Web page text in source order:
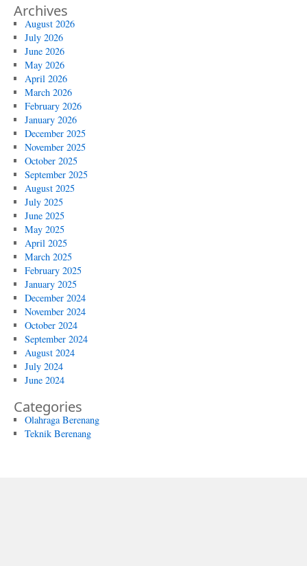
Archives
August 2026
July 2026
June 2026
May 2026
April 2026
March 2026
February 2026
January 2026
December 2025
November 2025
October 2025
September 2025
August 2025
July 2025
June 2025
May 2025
April 2025
March 2025
February 2025
January 2025
December 2024
November 2024
October 2024
September 2024
August 2024
July 2024
June 2024
Categories
Olahraga Berenang
Teknik Berenang